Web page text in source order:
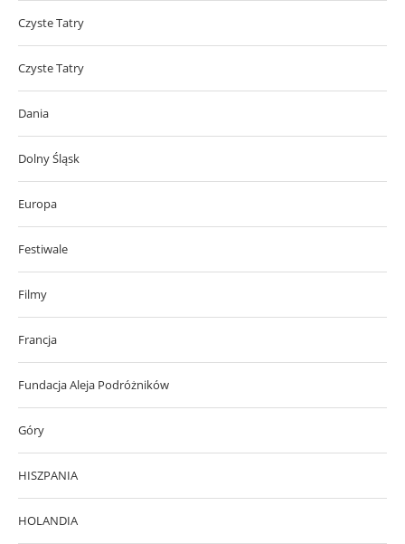
Czyste Tatry
Czyste Tatry
Dania
Dolny Śląsk
Europa
Festiwale
Filmy
Francja
Fundacja Aleja Podróżników
Góry
HISZPANIA
HOLANDIA